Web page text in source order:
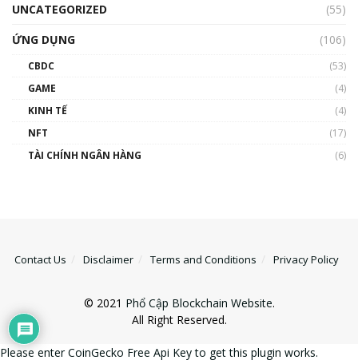
UNCATEGORIZED
(55)
ỨNG DỤNG
(106)
CBDC
(53)
GAME
(4)
KINH TẾ
(4)
NFT
(17)
TÀI CHÍNH NGÂN HÀNG
(6)
Contact Us Disclaimer Terms and Conditions Privacy Policy
© 2021 Phổ Cập Blockchain Website.
All Right Reserved.
Please enter CoinGecko Free Api Key to get this plugin works.